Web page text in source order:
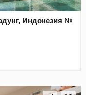
Индонезия №